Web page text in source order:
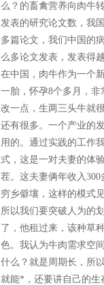
么？的畜禽营养向肉牛
发表的研究论文数，我
多篇论文，我们中国的
么多论文发表，发表得
在中国，肉牛作为一个
一胎，怀孕8个多月，
改一点，生两三头牛就
还有很多。一个产业的
用的。通过实践的工作
式，这是一对夫妻的体
茬。这夫妻俩年收入
穷乡僻壤，这样的模式
所以我们要突破人为的
了，他租过来，该种草
色。我认为牛肉需求空
什么？就是周期长，所
就能*，还要讲自己的生